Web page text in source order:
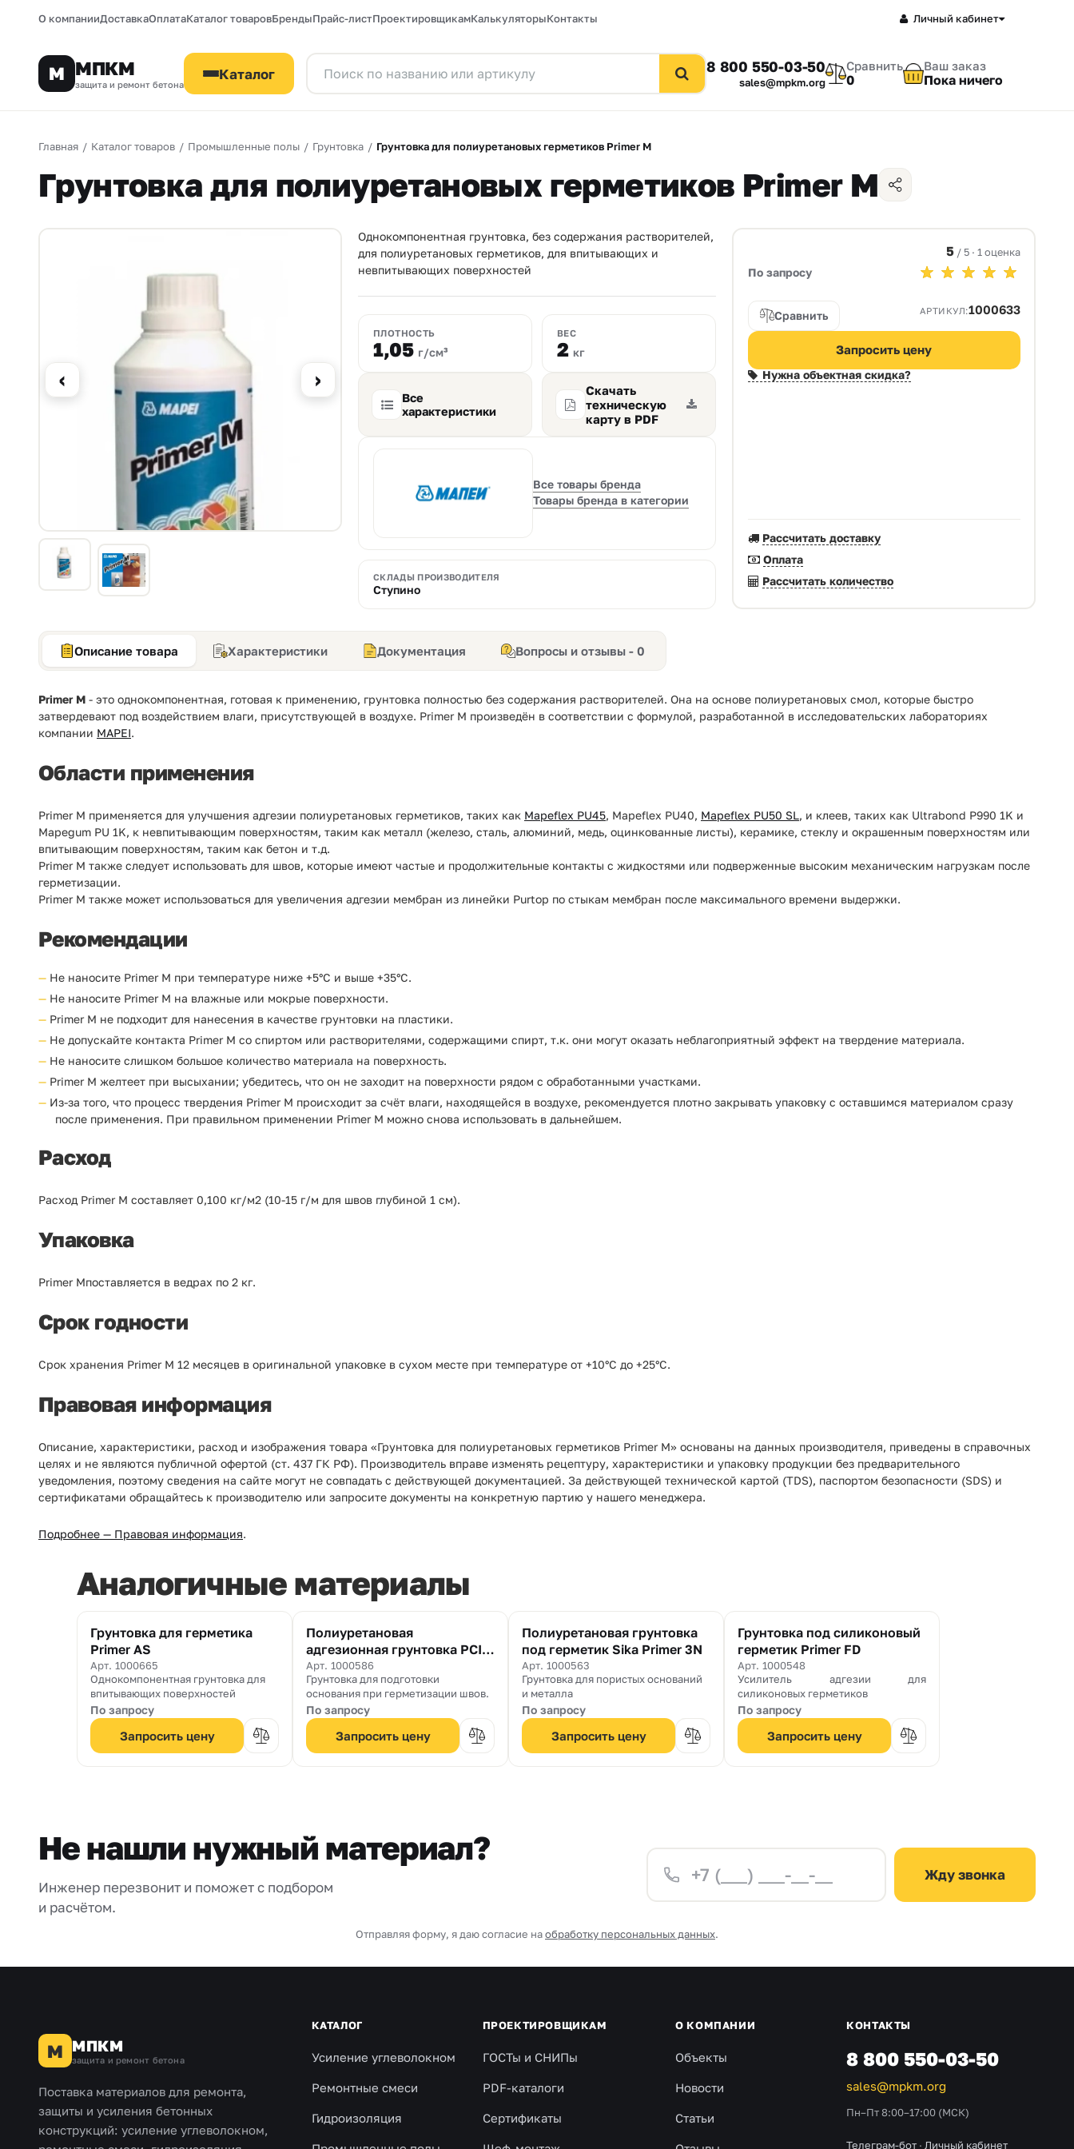
О компанииДоставкаОплатаКаталог товаровБрендыПрайс-листПроектировщикамКалькуляторыКонтакты Личный кабинет
М МПКМ
защита и ремонт бетона
Каталог 8 800 550-03-50
sales@mpkm.org
Сравнить
0
Ваш заказ
Пока ничего
Главная / Каталог товаров / Промышленные полы / Грунтовка / Грунтовка для полиуретановых герметиков Primer M
Грунтовка для полиуретановых герметиков Primer M
‹ ›
Однокомпонентная грунтовка, без содержания растворителей,
для полиуретановых герметиков, для впитывающих и
невпитывающих поверхностей
ПЛОТНОСТЬ
1,05 г/см³
ВЕС
2 кг
Все
характеристики
Скачать
техническую
карту в PDF
Все товары бренда
Товары бренда в категории
СКЛАДЫ ПРОИЗВОДИТЕЛЯ
Ступино
По запросу
5 / 5 · 1 оценка
Сравнить АРТИКУЛ:1000633
Запросить цену
Нужна объектная скидка?
Рассчитать доставку
Оплата
Рассчитать количество
Описание товара Характеристики Документация Вопросы и отзывы - 0
Primer M - это однокомпонентная, готовая к применению, грунтовка полностью без содержания растворителей. Она на основе полиуретановых смол, которые быстро
затвердевают под воздействием влаги, присутствующей в воздухе. Primer M произведён в соответствии с формулой, разработанной в исследовательских лабораториях
компании MAPEI.
Области применения
Primer M применяется для улучшения адгезии полиуретановых герметиков, таких как Mapeflex PU45, Mapeflex PU40, Mapeflex PU50 SL, и клеев, таких как Ultrabond P990 1K и
Mapegum PU 1K, к невпитывающим поверхностям, таким как металл (железо, сталь, алюминий, медь, оцинкованные листы), керамике, стеклу и окрашенным поверхностям или
впитывающим поверхностям, таким как бетон и т.д.
Primer M также следует использовать для швов, которые имеют частые и продолжительные контакты с жидкостями или подверженные высоким механическим нагрузкам после
герметизации.
Primer M также может использоваться для увеличения адгезии мембран из линейки Purtop по стыкам мембран после максимального времени выдержки.
Рекомендации
Не наносите Primer M при температуре ниже +5°С и выше +35°С.
Не наносите Primer M на влажные или мокрые поверхности.
Primer M не подходит для нанесения в качестве грунтовки на пластики.
Не допускайте контакта Primer M со спиртом или растворителями, содержащими спирт, т.к. они могут оказать неблагоприятный эффект на твердение материала.
Не наносите слишком большое количество материала на поверхность.
Primer M желтеет при высыхании; убедитесь, что он не заходит на поверхности рядом с обработанными участками.
Из-за того, что процесс твердения Primer M происходит за счёт влаги, находящейся в воздухе, рекомендуется плотно закрывать упаковку с оставшимся материалом сразу
после применения. При правильном применении Primer M можно снова использовать в дальнейшем.
Расход
Расход Primer M составляет 0,100 кг/м2 (10-15 г/м для швов глубиной 1 см).
Упаковка
Primer Mпоставляется в ведрах по 2 кг.
Срок годности
Срок хранения Primer M 12 месяцев в оригинальной упаковке в сухом месте при температуре от +10°С до +25°С.
Правовая информация
Описание, характеристики, расход и изображения товара «Грунтовка для полиуретановых герметиков Primer M» основаны на данных производителя, приведены в справочных
целях и не являются публичной офертой (ст. 437 ГК РФ). Производитель вправе изменять рецептуру, характеристики и упаковку продукции без предварительного
уведомления, поэтому сведения на сайте могут не совпадать с действующей документацией. За действующей технической картой (TDS), паспортом безопасности (SDS) и
сертификатами обращайтесь к производителю или запросите документы на конкретную партию у нашего менеджера.
Подробнее — Правовая информация.
Аналогичные материалы
Грунтовка для герметика
Primer AS
Арт. 1000665
Однокомпонентная грунтовка для
впитывающих поверхностей
По запросу
Запросить цену
Полиуретановая
адгезионная грунтовка PCI
Elastoprimer 110
Арт. 1000586
Грунтовка для подготовки
основания при герметизации швов.
По запросу
Запросить цену
Полиуретановая грунтовка
под герметик Sika Primer 3N
Арт. 1000563
Грунтовка для пористых оснований
и металла
По запросу
Запросить цену
Грунтовка под силиконовый
герметик Primer FD
Арт. 1000548
Усилитель адгезии для
силиконовых герметиков
По запросу
Запросить цену
Не нашли нужный материал?
Инженер перезвонит и поможет с подбором
и расчётом.
Жду звонка
Отправляя форму, я даю согласие наобработку персональных данных.
М МПКМ
защита и ремонт бетона
Поставка материалов для ремонта,
защиты и усиления бетонных
конструкций: усиление углеволокном,
КАТАЛОГ
Усиление углеволокном
Ремонтные смеси
Гидроизоляция
ПРОЕКТИРОВЩИКАМ
ГОСТы и СНИПы
PDF-каталоги
Сертификаты
О КОМПАНИИ
Объекты
Новости
Статьи
КОНТАКТЫ
8 800 550-03-50
sales@mpkm.org
Пн–Пт 8:00–17:00 (МСК)
Телеграм-бот · Личный кабинет